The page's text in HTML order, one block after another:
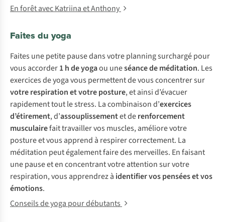
En forêt avec Katriina et Anthony
Faites du yoga
Faites une petite pause dans votre planning surchargé pour
vous accorder1 h de yogaou uneséance de méditation. Les
exercices de yoga vous permettent de vous concentrer sur
votre respiration et votre posture, et ainsi d’évacuer
rapidement tout le stress. La combinaison d’exercices
d’étirement, d’assouplissementet derenforcement
musculairefait travailler vos muscles, améliore votre
posture et vous apprend à respirer correctement. La
méditation peut également faire des merveilles. En faisant
une pause et en concentrant votre attention sur votre
respiration, vous apprendrez à identifier vos pensées et vos
émotions.
Conseils de yoga pour débutants